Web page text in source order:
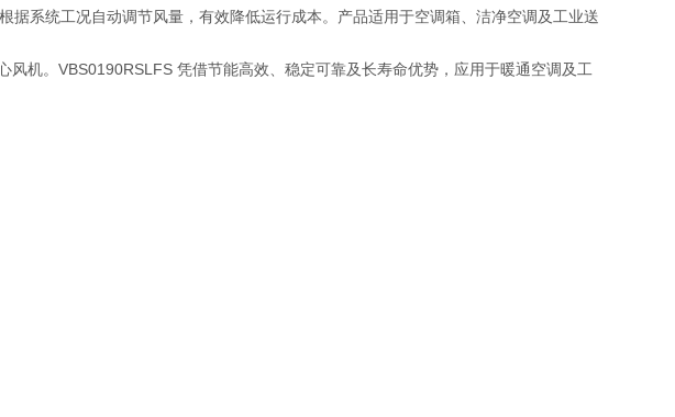
据系统工况自动调节风量，有效降低运行成本。产品适用于空调箱、洁净空调及工业送
机。VBS0190RSLFS 凭借节能高效、稳定可靠及长寿命优势，应用于暖通空调及工